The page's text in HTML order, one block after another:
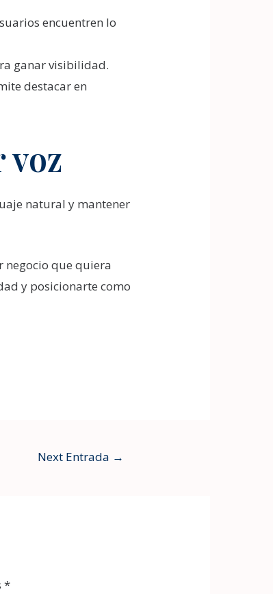
encuentren lo
ganar visibilidad.
destacar en
voz
natural y mantener
negocio que quiera
y posicionarte como
Next Entrada →
*